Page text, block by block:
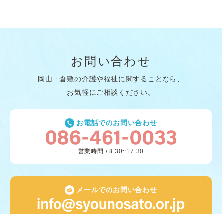
お問い合わせ
岡山・倉敷の介護や福祉に関することなら、
お気軽にご相談ください。
お電話でのお問い合わせ
営業時間 / 8:30~17:30
メールでのお問い合わせ